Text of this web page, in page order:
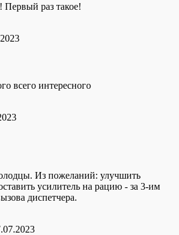
раз такое!
всего интересного
Из пожеланий: улучшить
усилитель на рацию - за 3-им
диспетчера.